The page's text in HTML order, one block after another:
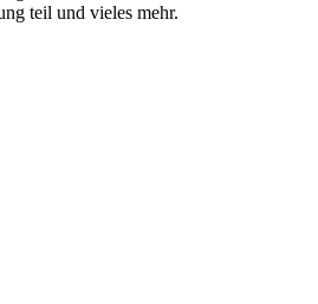
teil und vieles mehr.